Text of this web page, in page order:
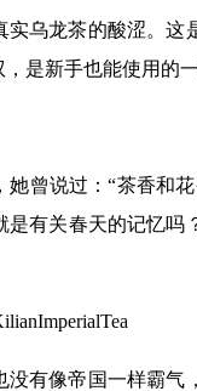
乌龙茶的酸涩。
是新手也能使用的一
曾说过：“茶香和
有关春天的记忆
有像帝国一样霸